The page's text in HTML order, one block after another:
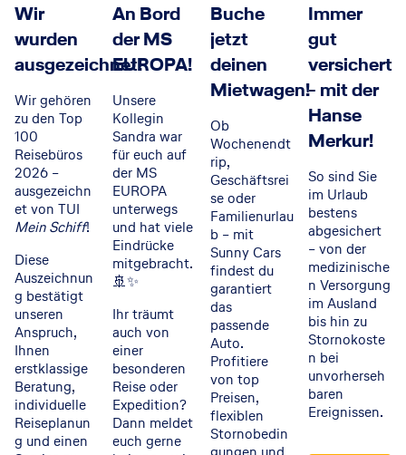
Wir
wurden
ausgezeichnet!
Wir gehören
zu den Top
100
Reisebüros
2026 –
ausgezeichn
et von TUI
Mein Schiff!
Diese
Auszeichnun
g bestätigt
unseren
Anspruch,
Ihnen
erstklassige
Beratung,
individuelle
Reiseplanun
g und einen
An Bord
der MS
EUROPA!
Unsere
Kollegin
Sandra war
für euch auf
der MS
EUROPA
unterwegs
und hat viele
Eindrücke
mitgebracht.
🚢✨
Ihr träumt
auch von
einer
besonderen
Reise oder
Expedition?
Dann meldet
euch gerne
Buche
jetzt
deinen
Mietwagen!
Ob
Wochenendt
rip,
Geschäftsrei
se oder
Familienurlau
b – mit
Sunny Cars
findest du
garantiert
das
passende
Auto.
Profitiere
von top
Preisen,
flexiblen
Stornobedin
Immer
gut
versichert
- mit der
Hanse
Merkur!
So sind Sie
im Urlaub
bestens
abgesichert
– von der
medizinische
n Versorgung
im Ausland
bis hin zu
Stornokoste
n bei
unvorherseh
baren
Ereignissen.